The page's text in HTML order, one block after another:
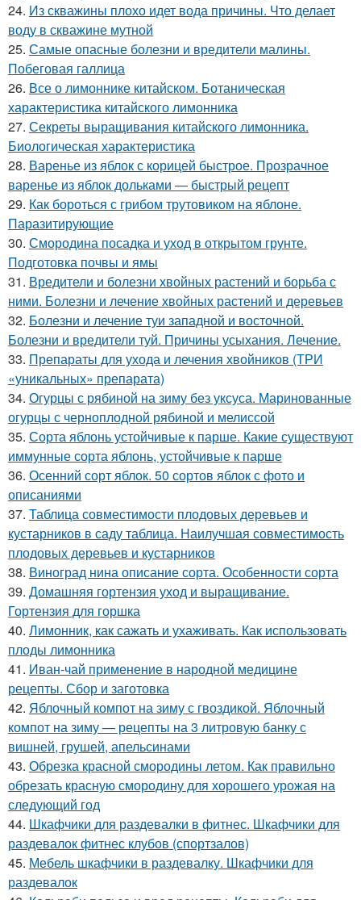
24. Из скважины плохо идет вода причины. Что делает
воду в скважине мутной
25. Самые опасные болезни и вредители малины.
Побеговая галлица
26. Все о лимоннике китайском. Ботаническая
характеристика китайского лимонника
27. Секреты выращивания китайского лимонника.
Биологическая характеристика
28. Варенье из яблок с корицей быстрое. Прозрачное
варенье из яблок дольками — быстрый рецепт
29. Как бороться с грибом трутовиком на яблоне.
Паразитирующие
30. Смородина посадка и уход в открытом грунте.
Подготовка почвы и ямы
31. Вредители и болезни хвойных растений и борьба с
ними. Болезни и лечение хвойных растений и деревьев
32. Болезни и лечение туи западной и восточной.
Болезни и вредители туй. Причины усыхания. Лечение.
33. Препараты для ухода и лечения хвойников (ТРИ
«уникальных» препарата)
34. Огурцы с рябиной на зиму без уксуса. Маринованные
огурцы с черноплодной рябиной и мелиссой
35. Сорта яблонь устойчивые к парше. Какие существуют
иммунные сорта яблонь, устойчивые к парше
36. Осенний сорт яблок. 50 сортов яблок с фото и
описаниями
37. Таблица совместимости плодовых деревьев и
кустарников в саду таблица. Наилучшая совместимость
плодовых деревьев и кустарников
38. Виноград нина описание сорта. Особенности сорта
39. Домашняя гортензия уход и выращивание.
Гортензия для горшка
40. Лимонник, как сажать и ухаживать. Как использовать
плоды лимонника
41. Иван-чай применение в народной медицине
рецепты. Сбор и заготовка
42. Яблочный компот на зиму с гвоздикой. Яблочный
компот на зиму — рецепты на 3 литровую банку с
вишней, грушей, апельсинами
43. Обрезка красной смородины летом. Как правильно
обрезать красную смородину для хорошего урожая на
следующий год
44. Шкафчики для раздевалки в фитнес. Шкафчики для
раздевалок фитнес клубов (спортзалов)
45. Мебель шкафчики в раздевалку. Шкафчики для
раздевалок